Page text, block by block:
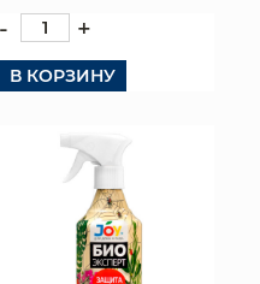
ЦВЕТЫ
КАРТЫ
- +
В КОРЗИНУ